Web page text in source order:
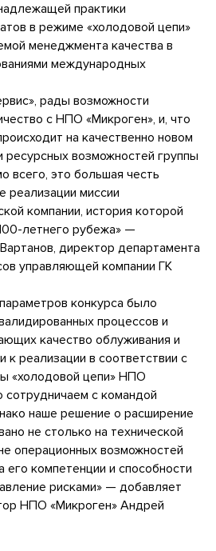
практики
в режиме «холодовой цепи»
менеджмента качества в
международных
рады возможности
с НПО «Микроген», и, что
на качественно новом
ресурсных возможностей группы
всего, это большая честь
реализации миссии
компании, история которой
летнего рубежа» —
директор департамента
управляющей компании ГК
конкурса было
процессов и
качество облуживания и
к реализации в соответствии с
«холодовой цепи» НПО
с командой
наше решение о расширение
не столько на технической
операционных возможностей
его компетенции и способности
рисками» — добавляет
НПО «Микроген» Андрей